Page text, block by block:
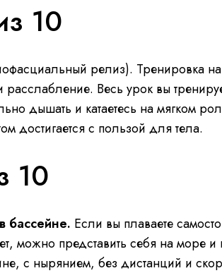
10
релиз). Тренировка
расслабление. Весь урок вы
дышать и катаетесь на мягком
достигается с пользой для тела.
10
бассейне. Если вы плаваете
можно представить себя на море и
с нырянием, без дистанций и